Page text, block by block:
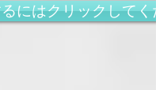
にはクリックしてく